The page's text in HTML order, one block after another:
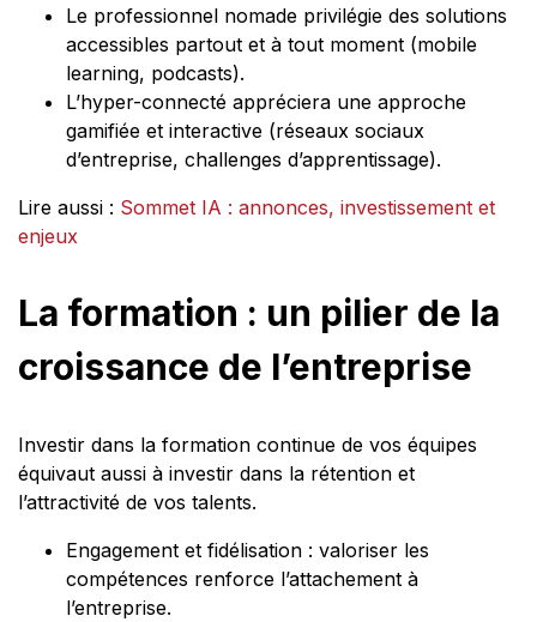
Le professionnel nomade privilégie des solutions
accessibles partout et à tout moment (mobile
learning, podcasts).
L’hyper-connecté appréciera une approche
gamifiée et interactive (réseaux sociaux
d’entreprise, challenges d’apprentissage).
Lire aussi : Sommet IA : annonces, investissement et
enjeux
La formation : un pilier de la
croissance de l’entreprise
Investir dans la formation continue de vos équipes
équivaut aussi à investir dans la rétention et
l’attractivité de vos talents.
Engagement et fidélisation : valoriser les
compétences renforce l’attachement à
l’entreprise.